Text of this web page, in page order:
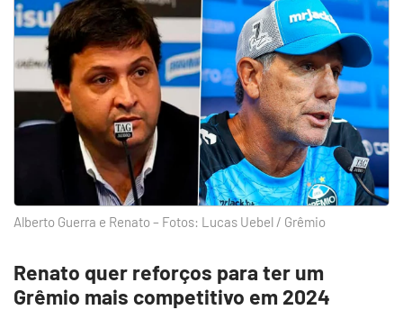
Alberto Guerra e Renato – Fotos: Lucas Uebel / Grêmio
Renato quer reforços para ter um
Grêmio mais competitivo em 2024